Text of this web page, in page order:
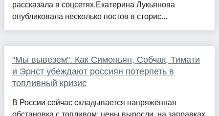
рассказала в соцсетях.Екатерина Лукьянова
опубликовала несколько постов в сторис...
"Мы вывезем". Как Симоньян, Собчак, Тимати
и Эрнст убеждают россиян потерпеть в
топливный кризис
В России сейчас складывается напряжённая